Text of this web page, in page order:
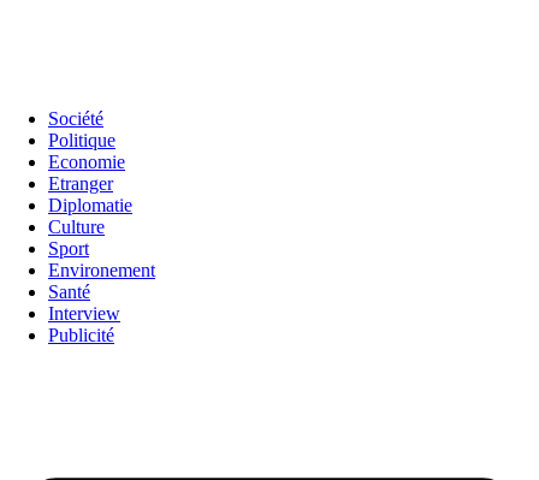
Société
Politique
Economie
Etranger
Diplomatie
Culture
Sport
Environement
Santé
Interview
Publicité